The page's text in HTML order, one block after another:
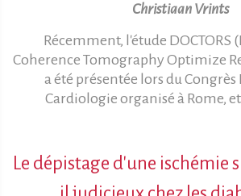
Christiaan Vrints
Récemment, l'étude DOCTORS
Coherence Tomography Optimize
a été présentée lors du Congrès
Cardiologie organisé à Rome,
Le dépistage d'une ischémie
contactez